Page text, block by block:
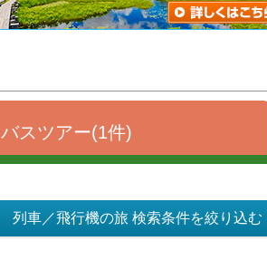
バスツアー(1件)
列車／飛行機の旅 検索条件を絞り込む